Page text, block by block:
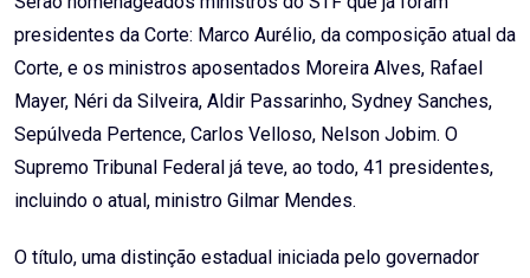
presidentes da Corte: Marco Aurélio, da composição atual da
Corte, e os ministros aposentados Moreira Alves, Rafael
Mayer, Néri da Silveira, Aldir Passarinho, Sydney Sanches,
Sepúlveda Pertence, Carlos Velloso, Nelson Jobim. O
Supremo Tribunal Federal já teve, ao todo, 41 presidentes,
incluindo o atual, ministro Gilmar Mendes.
O título, uma distinção estadual iniciada pelo governador